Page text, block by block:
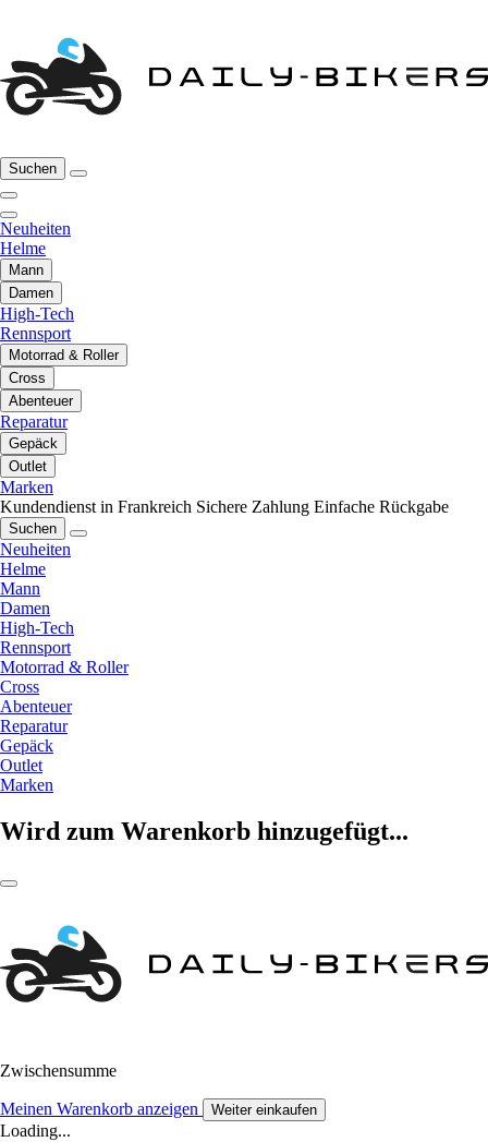
Suchen
Neuheiten
Helme
Mann
Damen
High-Tech
Rennsport
Motorrad & Roller
Cross
Abenteuer
Reparatur
Gepäck
Outlet
Marken
Kundendienst in Frankreich Sichere Zahlung Einfache Rückgabe
Suchen
Neuheiten
Helme
Mann
Damen
High-Tech
Rennsport
Motorrad & Roller
Cross
Abenteuer
Reparatur
Gepäck
Outlet
Marken
Wird zum Warenkorb hinzugefügt...
Zwischensumme
Meinen Warenkorb anzeigen Weiter einkaufen
Loading...